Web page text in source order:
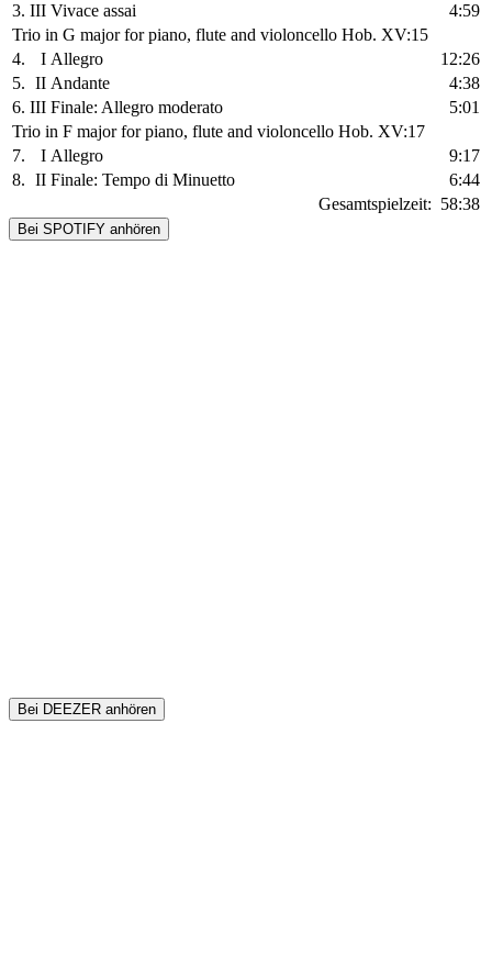
3. III Vivace assai
4:59
Trio in G major for piano, flute and violoncello Hob. XV:15
4.
I Allegro
12:26
5. II Andante
4:38
6. III Finale: Allegro moderato
5:01
Trio in F major for piano, flute and violoncello Hob. XV:17
7.
I Allegro
9:17
8. II Finale: Tempo di Minuetto
6:44
Gesamtspielzeit: 58:38
Bei SPOTIFY anhören
Bei DEEZER anhören